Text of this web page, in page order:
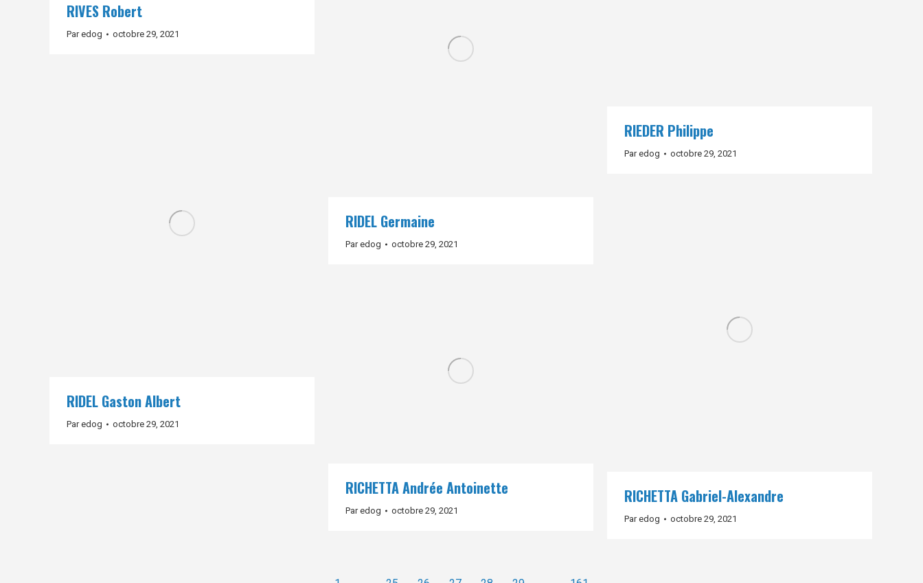
RIVES Robert
Paredog octobre 29, 2021
RIEDER Philippe
Paredog octobre 29, 2021
RIDEL Germaine
Paredog octobre 29, 2021
RIDEL Gaston Albert
Paredog octobre 29, 2021
RICHETTA Gabriel-Alexandre
Paredog octobre 29, 2021
RICHETTA Andrée Antoinette
Paredog octobre 29, 2021